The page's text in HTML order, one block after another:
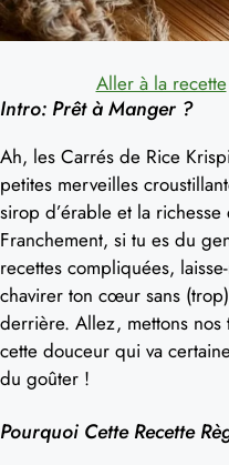
Aller à la recette
Intro: Prêt à Manger ?
Ah, les Carrés de Rice
petites merveilles
sirop d’érable et la richesse
Franchement, si tu es du
recettes compliquées,
chavirer ton cœur sans
derrière. Allez, mettons
cette douceur qui va
du goûter !
Pourquoi Cette Recette